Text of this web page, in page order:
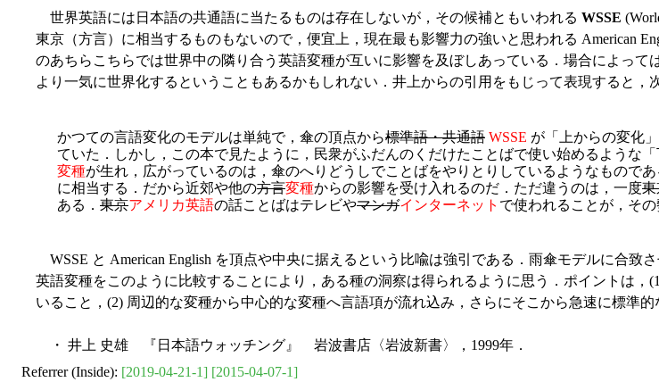
世界英語には日本語の共通語に当たるものは存在しないが，その候補ともいわれる WSSE
東京（方言）に相当するものもないので，便宜上，現在最も影響力の強いと思われる American
のあちらこちらでは世界中の隣り合う英語変種が互いに影響を及ぼしあっている．場合によっ
より一気に世界化するということもあるかもしれない．井上からの引用をもじって表現すると，
かつての言語変化のモデルは単純で，傘の頂点から標準語・共通語 WSSE が「上からの変化
ていた．しかし，この本で見たように，民衆がふだんのくだけたことばで使い始めるような
変種が生れ，広がっているのは，傘のへりどうしでことばをやりとりしているようなものであ
に相当する．だから近郊や他の方言変種からの影響を受け入れるのだ．ただ違うのは，一度東
ある． 東京アメリカ英語の話ことばはテレビやマンガインターネット で使われることが，そ
WSSE と American English を頂点や中央に据えるという比喩は強引である．雨傘モデルに合
英語変種をこのように比較することにより，ある種の洞察は得られるように思う．ポイントは
いること，(2) 周辺的な変種から中心的な変種へ言語項が流れ込み，さらにそこから急速に標準
・ 井上 史雄 『日本語ウォッチング』 岩波書店〈岩波新書〉，1999年．
Referrer (Inside): [2019-04-21-1] [2015-04-07-1]